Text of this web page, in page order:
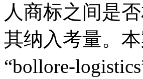
人商标之间是
其纳入考量。
“bollore-